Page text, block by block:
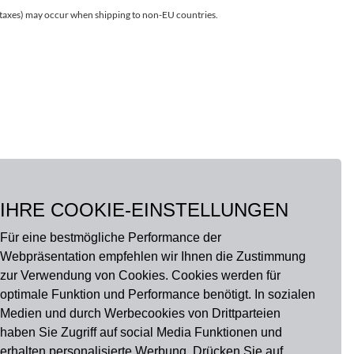
IHRE COOKIE-EINSTELLUNGEN
Für eine bestmögliche Performance der
Webpräsentation empfehlen wir Ihnen die Zustimmung
zur Verwendung von Cookies. Cookies werden für
optimale Funktion und Performance benötigt. In sozialen
Medien und durch Werbecookies von Drittparteien
haben Sie Zugriff auf social Media Funktionen und
may occur when shipping to non-EU countries.